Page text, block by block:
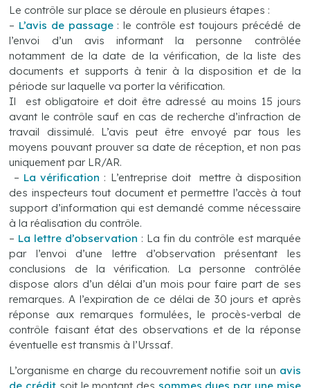
Le contrôle sur place se déroule en plusieurs étapes :
– L’avis de passage : le contrôle est toujours précédé de
l’envoi d’un avis informant la personne contrôlée
notamment de la date de la vérification, de la liste des
documents et supports à tenir à la disposition et de la
période sur laquelle va porter la vérification.
Il est obligatoire et doit être adressé au moins 15 jours
avant le contrôle sauf en cas de recherche d’infraction de
travail dissimulé. L’avis peut être envoyé par tous les
moyens pouvant prouver sa date de réception, et non pas
uniquement par LR/AR.
– La vérification : L’entreprise doit mettre à disposition
des inspecteurs tout document et permettre l’accès à tout
support d’information qui est demandé comme nécessaire
à la réalisation du contrôle.
– La lettre d’observation : La fin du contrôle est marquée
par l’envoi d’une lettre d’observation présentant les
conclusions de la vérification. La personne contrôlée
dispose alors d’un délai d’un mois pour faire part de ses
remarques. A l’expiration de ce délai de 30 jours et après
réponse aux remarques formulées, le procès-verbal de
contrôle faisant état des observations et de la réponse
éventuelle est transmis à l’Urssaf.
L’organisme en charge du recouvrement notifie soit un avis